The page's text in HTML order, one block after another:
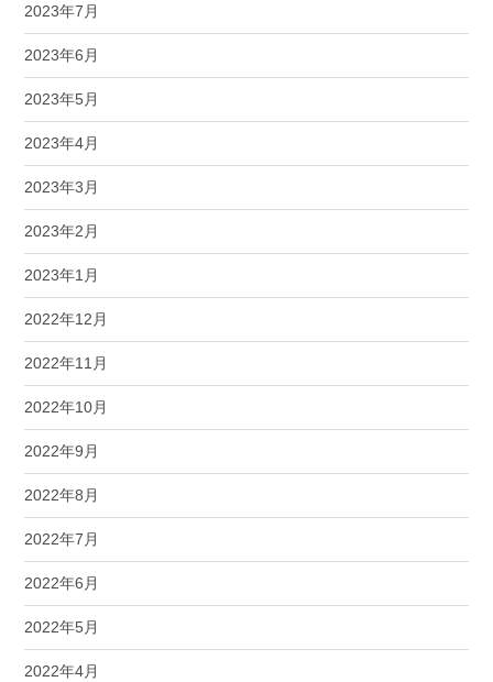
2023年7月
2023年6月
2023年5月
2023年4月
2023年3月
2023年2月
2023年1月
2022年12月
2022年11月
2022年10月
2022年9月
2022年8月
2022年7月
2022年6月
2022年5月
2022年4月